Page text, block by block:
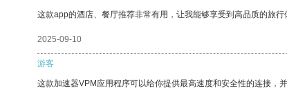
这款app的酒店、餐厅推荐非常有用，让我能够享受到高品质的旅行
2025-09-10
游客
这款加速器VPM应用程序可以给你提供最高速度和安全性的连接，